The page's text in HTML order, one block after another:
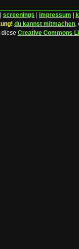
screenings impressum
du kannst mitmachen,
diese Creative Commons